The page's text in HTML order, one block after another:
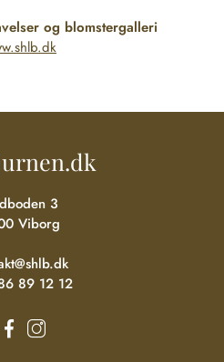
og blomstergalleri
3
Viborg
89 12 12